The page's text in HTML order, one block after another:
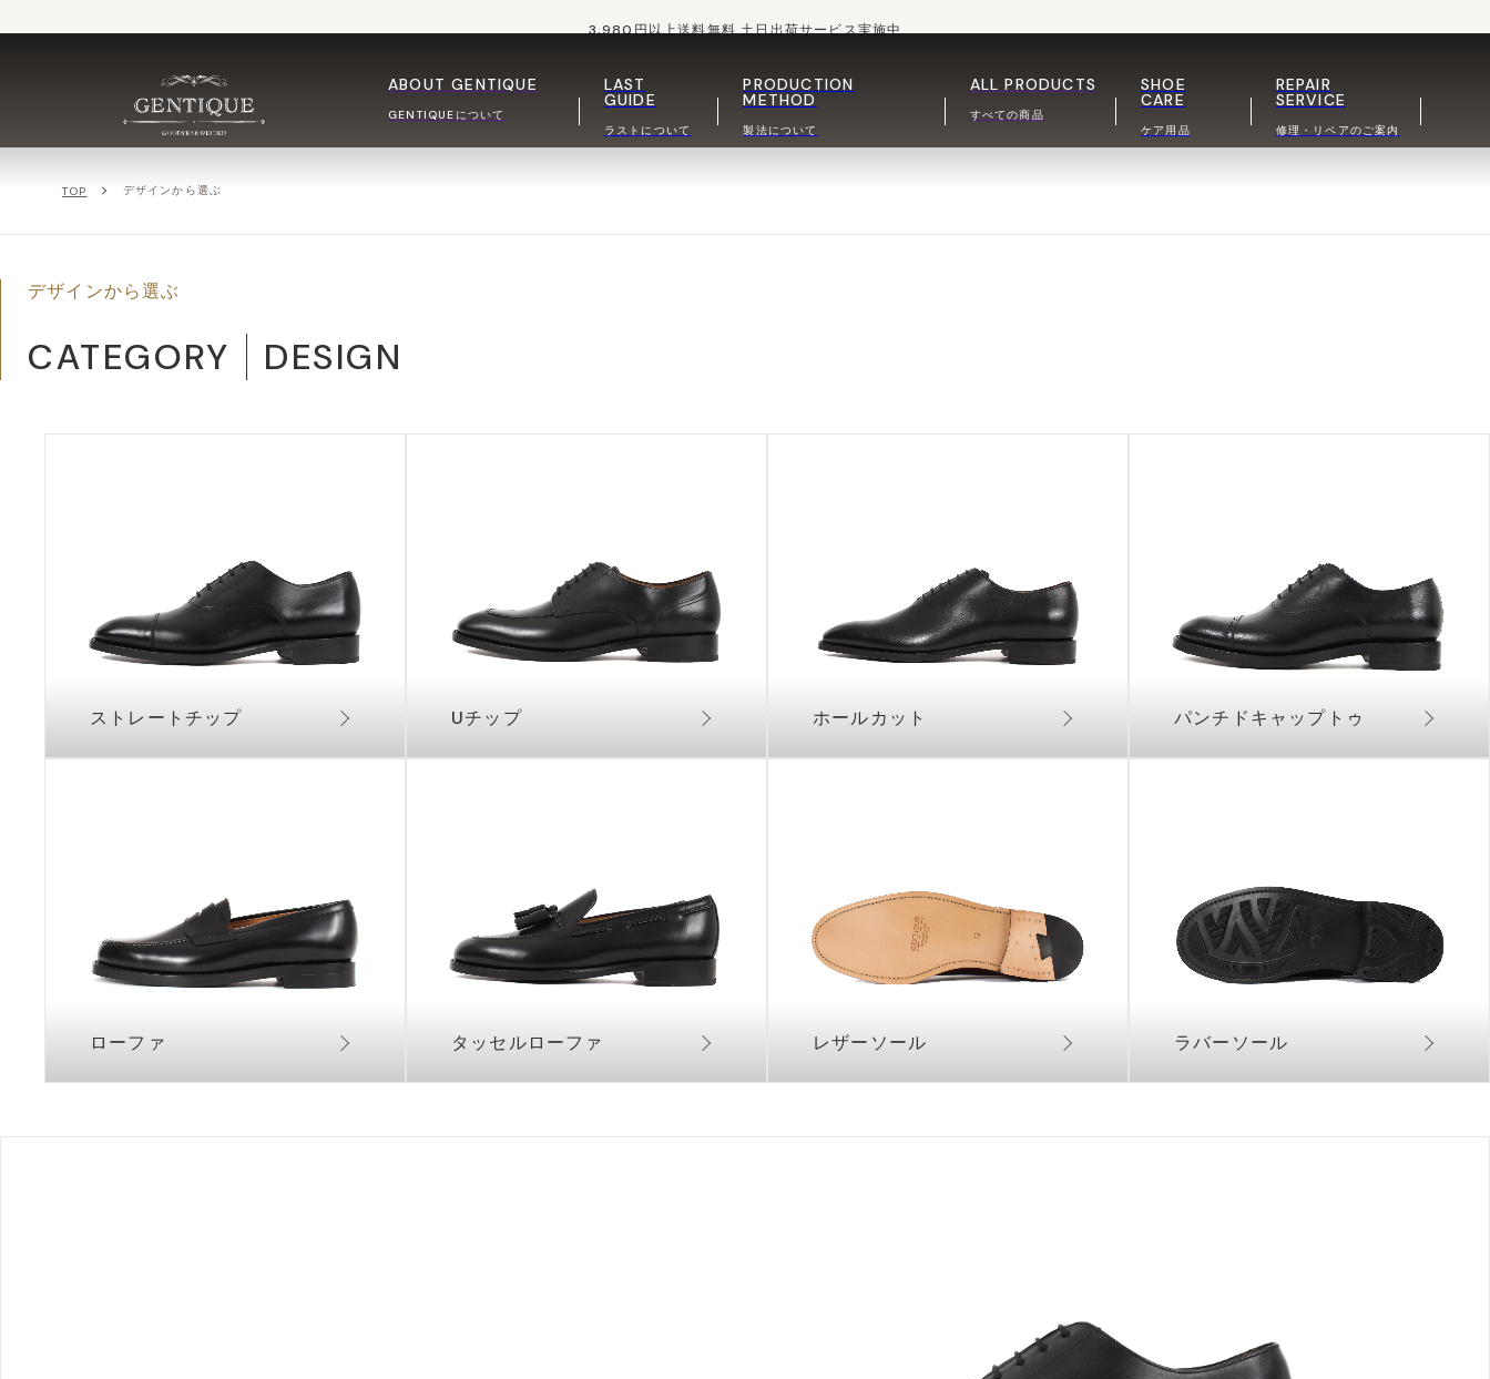
3,980円以上送料無料 土日出荷サービス実施中
ABOUT GENTIQUE
GENTIQUEについて
LAST
GUIDE
ラストについて
PRODUCTION
METHOD
製法について
ALL PRODUCTS
すべての商品
SHOE
CARE
ケア用品
REPAIR
SERVICE
修理・リペアのご案内
TOP デザインから選ぶ
デザインから選ぶ
CATEGORY DESIGN
ストレートチップ Uチップ ホールカット パンチドキャップトゥ
ローファ タッセルローファ レザーソール ラバーソール